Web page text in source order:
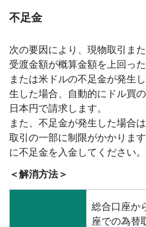
不足金
次の要因により、現物取引ま
受渡金額が概算金額を上回っ
または米ドルの不足金が発生
生した場合、自動的にドル買
日本円で請求します。
また、不足金が発生した場合
取引の一部に制限がかかりま
に不足金を入金してください。
＜解消方法＞
総合口座か
座での為替